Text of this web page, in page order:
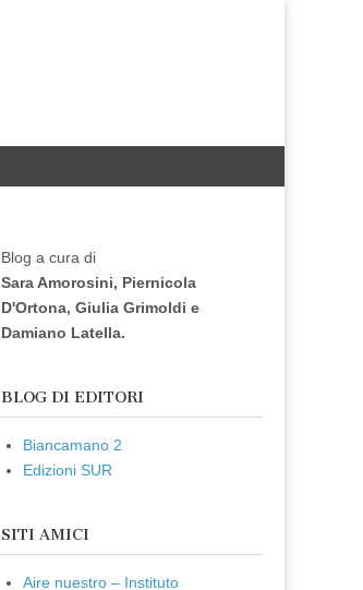
Blog a cura di
Sara Amorosini, Piernicola
D'Ortona, Giulia Grimoldi e
Damiano Latella.
BLOG DI EDITORI
Biancamano 2
Edizioni SUR
SITI AMICI
Aire nuestro – Instituto